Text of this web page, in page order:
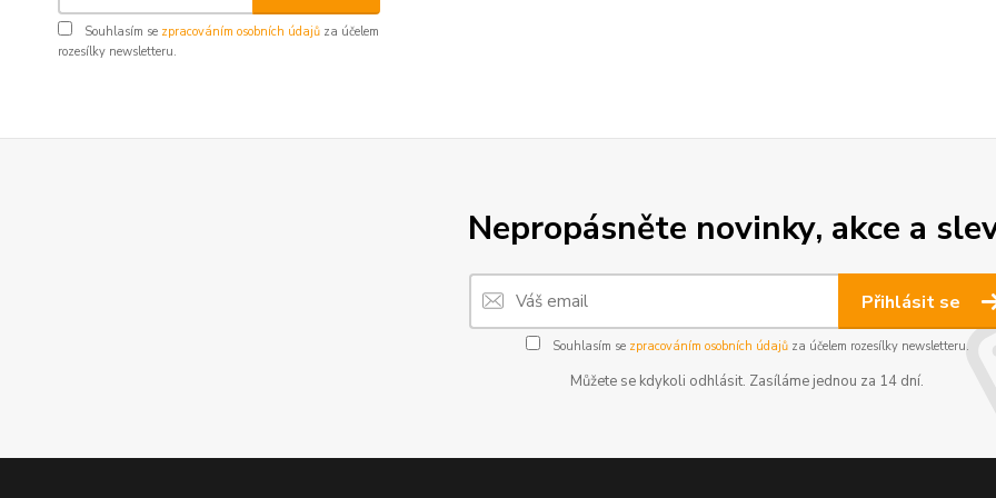
Souhlasím se zpracováním osobních údajů za účelem
rozesílky newsletteru.
Nepropásněte novinky, akce a
Přihlásit se
Souhlasím se zpracováním osobních údajůza účelem rozesílky newsletteru.
Můžete se kdykoli odhlásit. Zasíláme jednou za 14 dní.